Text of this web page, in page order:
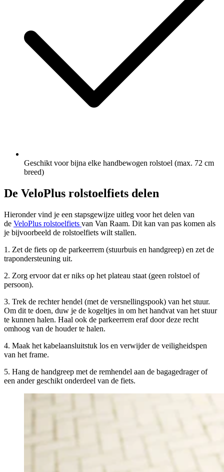
Geschikt voor bijna elke handbewogen rolstoel (max. 72 cm
breed)
De VeloPlus rolstoelfiets delen
Hieronder vind je een stapsgewijze uitleg voor het delen van
de VeloPlus rolstoelfiets van Van Raam. Dit kan van pas komen als
je bijvoorbeeld de rolstoelfiets wilt stallen.
1. Zet de fiets op de parkeerrem (stuurbuis en handgreep) en zet de
trapondersteuning uit.
2. Zorg ervoor dat er niks op het plateau staat (geen rolstoel of
persoon).
3. Trek de rechter hendel (met de versnellingspook) van het stuur.
Om dit te doen, duw je de kogeltjes in om het handvat van het stuur
te kunnen halen. Haal ook de parkeerrem eraf door deze recht
omhoog van de houder te halen.
4. Maak het kabelaansluitstuk los en verwijder de veiligheidspen
van het frame.
5. Hang de handgreep met de remhendel aan de bagagedrager of
een ander geschikt onderdeel van de fiets.